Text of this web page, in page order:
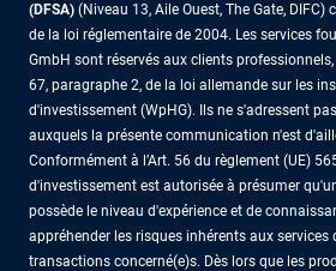
(DFSA) (Niveau 13, Aile Ouest, The Gate, DIFC)
de la loi réglementaire de 2004. Les services
GmbH sont réservés aux clients
67, paragraphe 2, de la loi allemande sur les
d'investissement (WpHG). Ils ne s'adressent
auxquels la présente communication n'est
Conformément à l’Art. 56 du règlement (UE)
d'investissement est autorisée à présumer
possède le niveau d'expérience et de
appréhender les risques inhérents aux
transactions concerné(e)s. Dès lors que les